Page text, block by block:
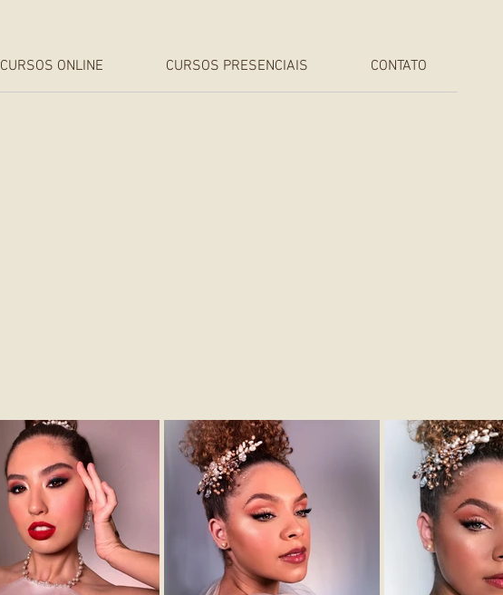
CURSOS ONLINE CURSOS PRESENCIAIS CONTATO